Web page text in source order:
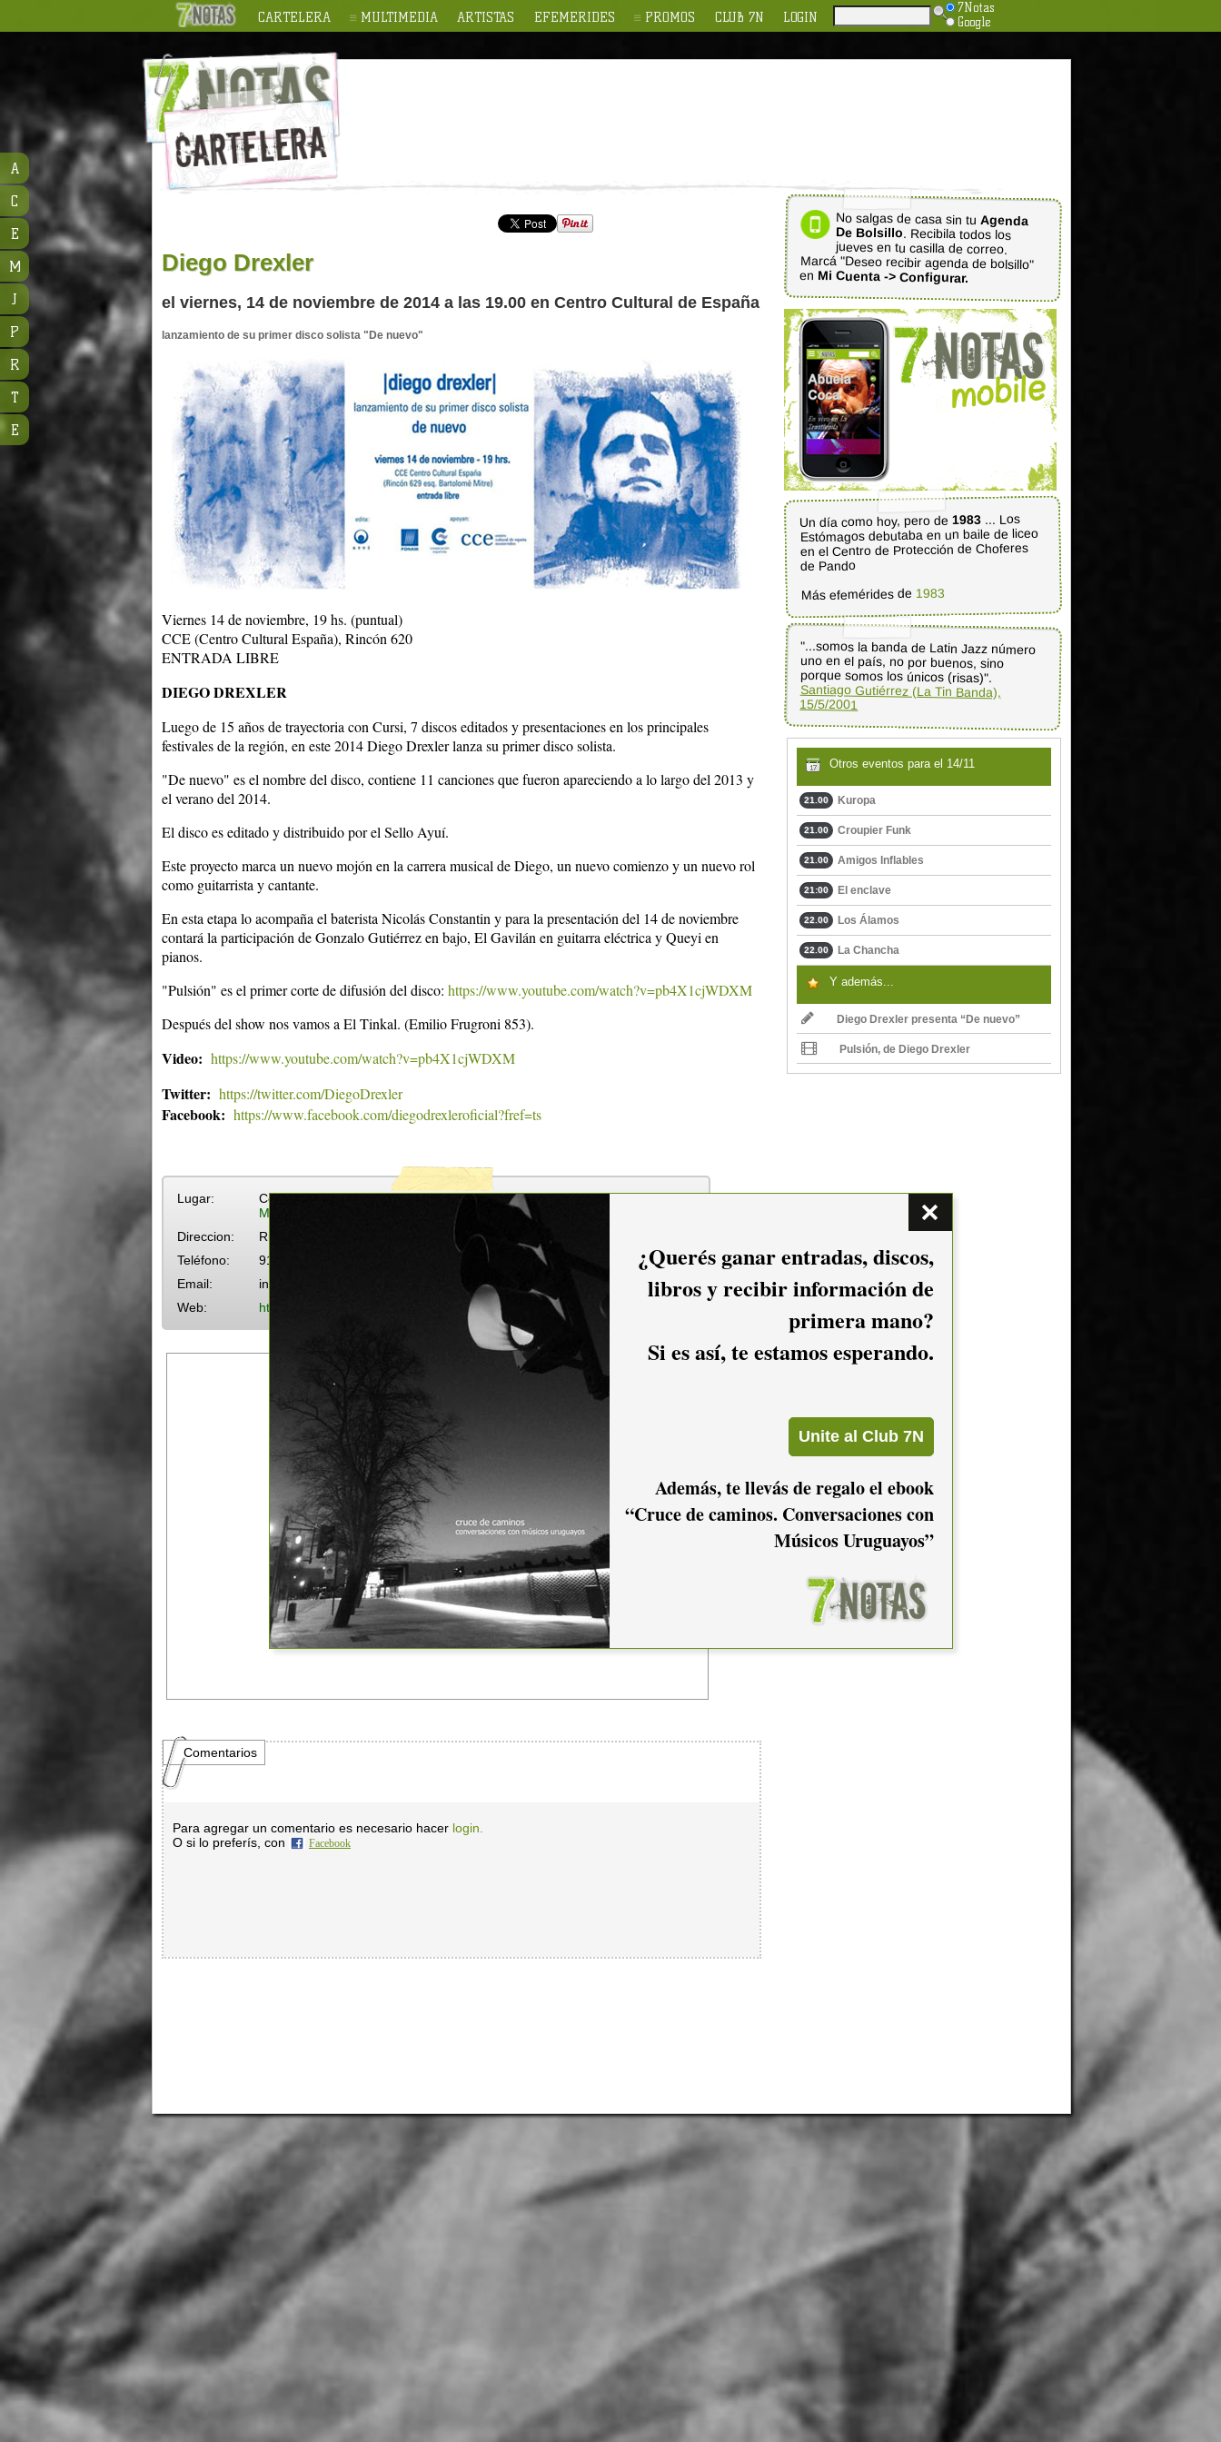
CARTELERA MULTIMEDIA ARTISTAS EFEMERIDES PROMOS CLUB 7N LOGIN
7Notas
Google
Diego Drexler
el viernes, 14 de noviembre de 2014 a las 19.00 en Centro Cultural de España
lanzamiento de su primer disco solista "De nuevo"
Viernes 14 de noviembre, 19 hs. (puntual)
CCE (Centro Cultural España), Rincón 620
ENTRADA LIBRE
DIEGO DREXLER
Luego de 15 años de trayectoria con Cursi, 7 discos editados y presentaciones en los principales
festivales de la región, en este 2014 Diego Drexler lanza su primer disco solista.
"De nuevo" es el nombre del disco, contiene 11 canciones que fueron apareciendo a lo largo del 2013 y
el verano del 2014.
El disco es editado y distribuido por el Sello Ayuí.
Este proyecto marca un nuevo mojón en la carrera musical de Diego, un nuevo comienzo y un nuevo rol
como guitarrista y cantante.
En esta etapa lo acompaña el baterista Nicolás Constantin y para la presentación del 14 de noviembre
contará la participación de Gonzalo Gutiérrez en bajo, El Gavilán en guitarra eléctrica y Queyi en
pianos.
"Pulsión" es el primer corte de difusión del disco: https://www.youtube.com/watch?v=pb4X1cjWDXM
Después del show nos vamos a El Tinkal. (Emilio Frugroni 853).
Video: https://www.youtube.com/watch?v=pb4X1cjWDXM
Twitter: https://twitter.com/DiegoDrexler
Facebook: https://www.facebook.com/diegodrexleroficial?fref=ts
Lugar:
Centro Cultural de España
Más eventos en Centro Cultural de España
Direccion:
Rincón 626
Teléfono:
9152250
Email:
informacion@cce.org.uy
Web:
http://www.cce.org.uy
Comentarios
Para agregar un comentario es necesario hacer login.
O si lo preferís, con
Facebook
No salgas de casa sin tu Agenda
De Bolsillo. Recibila todos los
jueves en tu casilla de correo.
Marcá "Deseo recibir agenda de bolsillo"
en Mi Cuenta -> Configurar.
Un día como hoy, pero de1983 ... Los
Estómagos debutaba en un baile de liceo
en el Centro de Protección de Choferes
de Pando
Más efemérides de 1983
"...somos la banda de Latin Jazz número
uno en el país, no por buenos, sino
porque somos los únicos (risas)".
Santiago Gutiérrez (La Tin Banda),
15/5/2001
Otros eventos para el 14/11
21.00 Kuropa
21.00 Croupier Funk
21.00 Amigos Inflables
21:00 El enclave
22.00 Los Álamos
22.00 La Chancha
Y además...
Diego Drexler presenta “De nuevo”
Pulsión, de Diego Drexler
A
C
E
M
J
P
R
T
E
¿Querés ganar entradas, discos,
libros y recibir información de
primera mano?
Si es así, te estamos esperando.
Además, te llevás de regalo el ebook
“Cruce de caminos. Conversaciones con
Músicos Uruguayos”